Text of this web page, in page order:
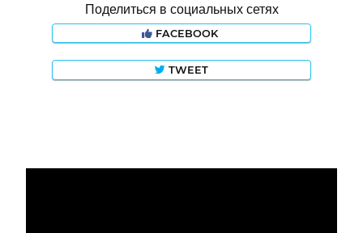
Поделиться в социальных сетях
FACEBOOK
TWEET